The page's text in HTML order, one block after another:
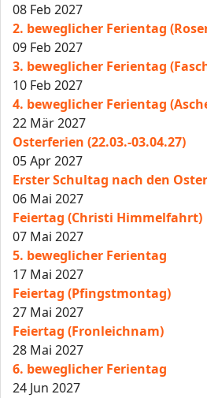
08 Feb 2027
2. beweglicher Ferientag
09 Feb 2027
3. beweglicher Ferientag
10 Feb 2027
4. beweglicher Ferientag
22 Mär 2027
Osterferien (22.03.-03.04.27)
05 Apr 2027
Erster Schultag nach den
06 Mai 2027
Feiertag (Christi Himmelfahrt)
07 Mai 2027
5. beweglicher Ferientag
17 Mai 2027
Feiertag (Pfingstmontag)
27 Mai 2027
Feiertag (Fronleichnam)
28 Mai 2027
6. beweglicher Ferientag
24 Jun 2027